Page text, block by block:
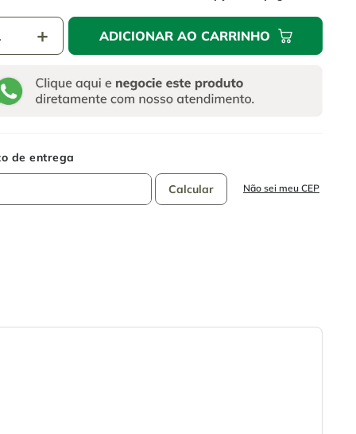
＋ ADICIONAR AO CARRINHO
Não sei meu CEP